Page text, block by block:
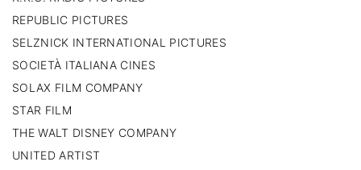
REPUBLIC PICTURES
SELZNICK INTERNATIONAL PICTURES
SOCIETÀ ITALIANA CINES
SOLAX FILM COMPANY
STAR FILM
THE WALT DISNEY COMPANY
UNITED ARTIST